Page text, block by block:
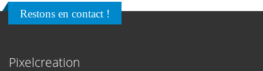
Restons en contact !
Pixelcreation